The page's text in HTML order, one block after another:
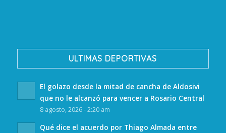
ULTIMAS DEPORTIVAS
El golazo desde la mitad de cancha de Aldosivi
que no le alcanzó para vencer a Rosario Central
8 agosto, 2026 - 2:20 am
Qué dice el acuerdo por Thiago Almada entre